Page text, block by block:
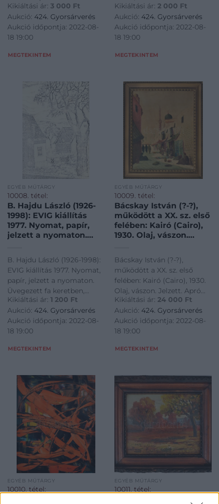
24,5×36,5 cm<a
href="https://www.darabanth.com/hu/gyorsarveres/424/
es-grafikak/Festmenyek-es-
grafikak~500001/Aszod
Kikiáltási ár: 3 000 Ft
Aukció: 424. Gyorsárverés
Aukció időpontja: 2022-08-
18 19:00
MEGTEKINTEM
href="https://
es-grafikak/Festmenyek-es-
grafikak~500001/B-Hajdu-
Laszlo-1926-1998-Noi-portre-
Kikiáltási ár: 2 000 Ft
Aukció: 424. Gyorsárverés
Aukció időpontja: 2022-08-
18 19:00
MEGTEKINTEM
EGYÉB MŰTÁRGY
10008. tétel:
B. Hajdu László (1926-
1998): EVIG kiállítás
1977. Nyomat, papír,
jelzett a nyomaton.
B. Hajdu László (1926-1998):
EVIG kiállítás 1977. Nyomat,
papír, jelzett a nyomaton.
Üvegezett fa keretben,
24x16,5 cm<a
href="https://www.darabanth.com/hu/gyorsarveres/424/
es-grafikak/Festmenyek-es-
grafikak~500001/B-Hajdu-
Kikiáltási ár: 1 200 Ft
Aukció: 424. Gyorsárverés
Aukció időpontja: 2022-08-
18 19:00
MEGTEKINTEM
EGYÉB MŰTÁRGY
10009. tétel:
Bácskay István (?-?),
működött a XX. sz. első
felében: Kairó (Cairo),
1930. Olaj, vászon.
Dekoratív, korabeli
kissé sérült fa
keretben. 50×40 cm/
István Bácskay (?-?),
active in the first
Bácskay István (?-?),
működött a XX. sz. első
felében: Kairó (Cairo), 1930.
Olaj, vászon. Jelzett. Apró
felületi sérülésekkel.
Dekoratív, korabeli kissé
sérült fa keretben. 50x40
cm/ István Bácskay (?-?),
XXthe century: Cai
Kikiáltási ár: 24 000 Ft
Aukció: 424. Gyorsárverés
Aukció időpontja: 2022-08-
18 19:00
MEGTEKINTEM
EGYÉB MŰTÁRGY
10010. tétel:
EGYÉB MŰTÁRGY
10011. tétel: